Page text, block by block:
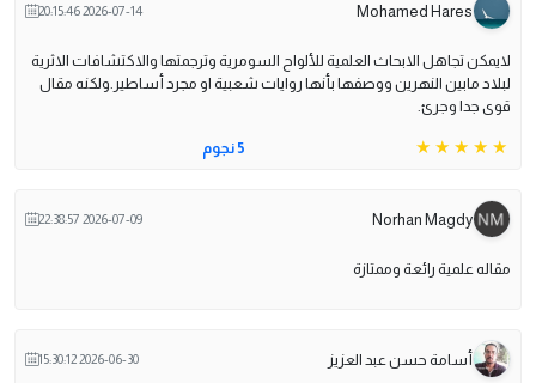
Mohamed Hares
2026-07-14 20:15:46
لايمكن تجاهل الابحاث العلمية للألواح السومرية وترجمتها والاكتشافات الاثرية
لبلاد مابين النهرين ووصفها بأنها روايات شعبية او مجرد أساطير.ولكنه مقال
قوى جدا وجرئ.
5 نجوم
Norhan Magdy
2026-07-09 22:38:57
مقاله علمية رائعة وممتازة
أسامة حسن عبد العزيز 2026-06-30 15:30:12